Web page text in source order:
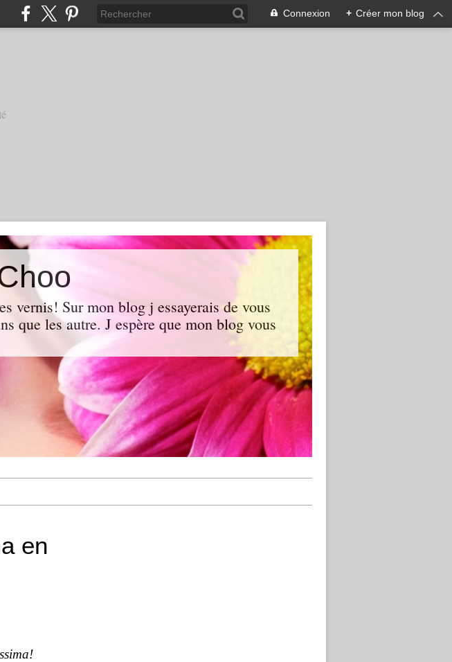
Connexion + Créer mon blog
vernis! Sur mon blog j essayerais de vous
que les autre. J espère que mon blog vous
en